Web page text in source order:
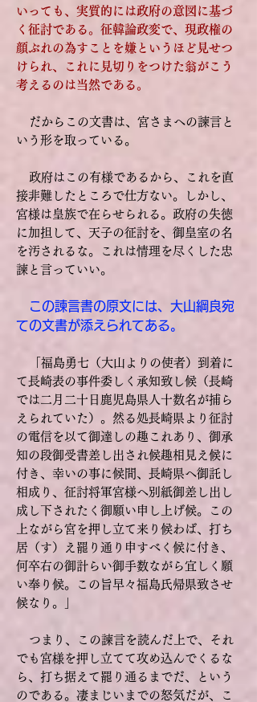
いっても、実質的には政府の意図に基づ
く征討である。征韓論政変で、現政権の
顔ぶれの為すことを嫌というほど見せつ
けられ、これに見切りをつけた翁がこう
考えるのは当然である。
だからこの文書は、宮さまへの諫言と
いう形を取っている。
政府はこの有様であるから、これを直
接非難したところで仕方ない。しかし、
宮様は皇族で在らせられる。政府の失徳
に加担して、天子の征討を、御皇室の名
を汚されるな。これは情理を尽くした忠
諫と言っていい。
この諫言書の原文には、大山綱良宛
ての文書が添えられてある。
「福島勇七（大山よりの使者）到着に
て長崎表の事件委しく承知致し候（長崎
では二月二十日鹿児島県人十数名が捕ら
えられていた）。然る処長崎県より征討
の電信を以て御達しの趣これあり、御承
知の段御受書差し出され候趣相見え候に
付き、幸いの事に候間、長崎県へ御託し
相成り、征討将軍宮様へ別紙御差し出し
成し下されたく御願い申し上げ候。この
上ながら宮を押し立て来り候わば、打ち
居（す）え罷り通り申すべく候に付き、
何卒右の御計らい御手数ながら宜しく願
い奉り候。この旨早々福島氏帰県致させ
候なり。」
つまり、この諫言を読んだ上で、それ
でも宮様を押し立てて攻め込んでくるな
ら、打ち据えて罷り通るまでだ、という
のである。凄まじいまでの怒気だが、こ